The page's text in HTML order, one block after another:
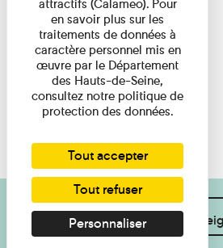
Je souhaite des
attractifs (Calameo). Pour
en savoir plus sur les
traitements de données à
caractère personnel mis en
œuvre par le Département
des Hauts-de-Seine,
consultez notre politique de
protection des données.
Tout accepter
Tout refuser
Personnaliser